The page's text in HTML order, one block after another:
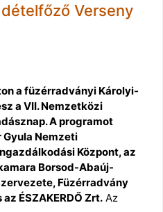
Verseny
a füzérradványi Károlyi-
a VII. Nemzetközi
A programot
Gyula Nemzeti
Központ, az
Borsod-Abaúj-
Füzérradvány
ÉSZAKERDŐ Zrt. Az